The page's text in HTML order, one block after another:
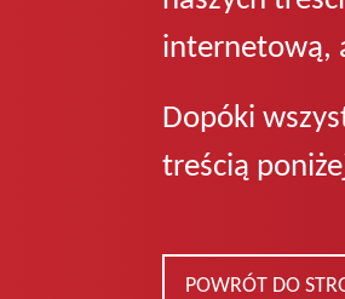
internetową,
Dopóki
treścią
POWRÓT DO